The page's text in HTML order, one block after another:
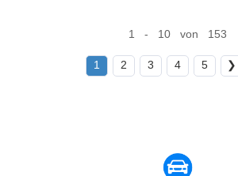
1 - 10 von 153
1 2 3 4 5 ❯